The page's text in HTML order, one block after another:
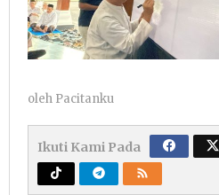
oleh Pacitanku
Ikuti Kami Pada